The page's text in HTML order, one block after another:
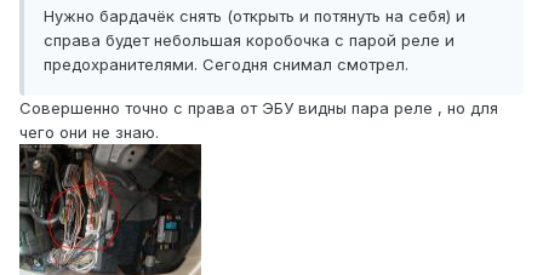
Нужно бардачёк снять (открыть и потянуть на себя) и
справа будет небольшая коробочка с парой реле и
предохранителями. Сегодня снимал смотрел.
Совершенно точно с права от ЭБУ видны пара реле , но для
чего они не знаю.